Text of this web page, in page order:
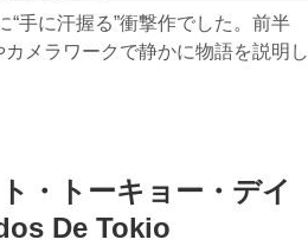
手に汗握る”衝撃作でした。前半
メラワークで静かに物語を説明し
・トーキョー・デイ
De Tokio